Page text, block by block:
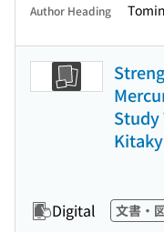
Author Heading
Study
Digital 文書・